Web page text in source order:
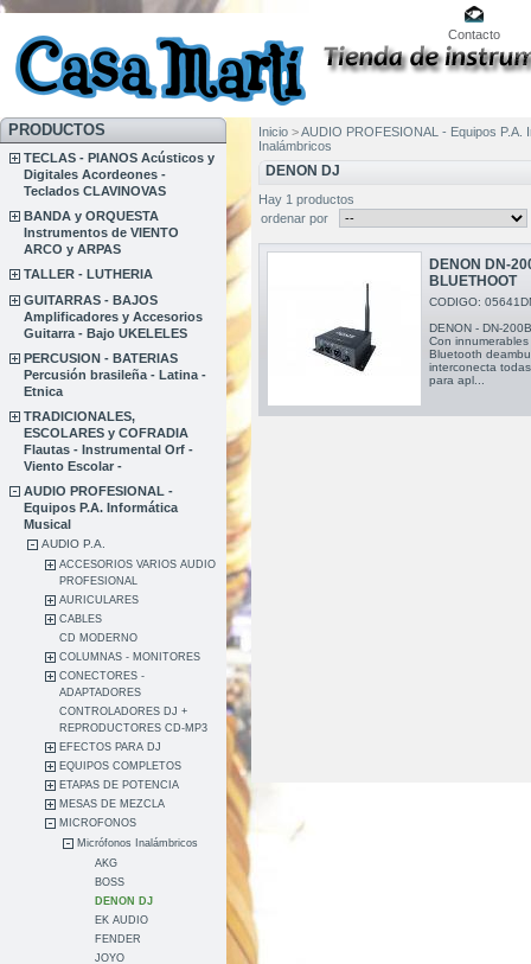
Contacto
PRODUCTOS
TECLAS - PIANOS Acústicos y
Digitales Acordeones -
Teclados CLAVINOVAS
BANDA y ORQUESTA
Instrumentos de VIENTO
ARCO y ARPAS
TALLER - LUTHERIA
GUITARRAS - BAJOS
Amplificadores y Accesorios
Guitarra - Bajo UKELELES
PERCUSION - BATERIAS
Percusión brasileña - Latina -
Etnica
TRADICIONALES,
ESCOLARES y COFRADIA
Flautas - Instrumental Orf -
Viento Escolar -
AUDIO PROFESIONAL -
Equipos P.A. Informática
Musical
AUDIO P.A.
ACCESORIOS VARIOS AUDIO
PROFESIONAL
AURICULARES
CABLES
CD MODERNO
COLUMNAS - MONITORES
CONECTORES -
ADAPTADORES
CONTROLADORES DJ +
REPRODUCTORES CD-MP3
EFECTOS PARA DJ
EQUIPOS COMPLETOS
ETAPAS DE POTENCIA
MESAS DE MEZCLA
MICROFONOS
Micrófonos Inalámbricos
AKG
BOSS
DENON DJ
EK AUDIO
FENDER
JOYO
Inicio >AUDIO PROFESIONAL - Equipos P.A.
Inalámbricos
DENON DJ
Hay 1 productos
ordenar por
DENON DN-
BLUETHOOT
CODIGO:
DENON - DN-
Con
Bluetooth
interconecta
para apl...